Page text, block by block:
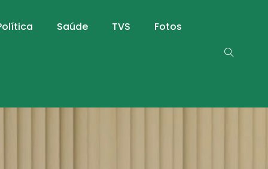
Saúde TVS Fotos